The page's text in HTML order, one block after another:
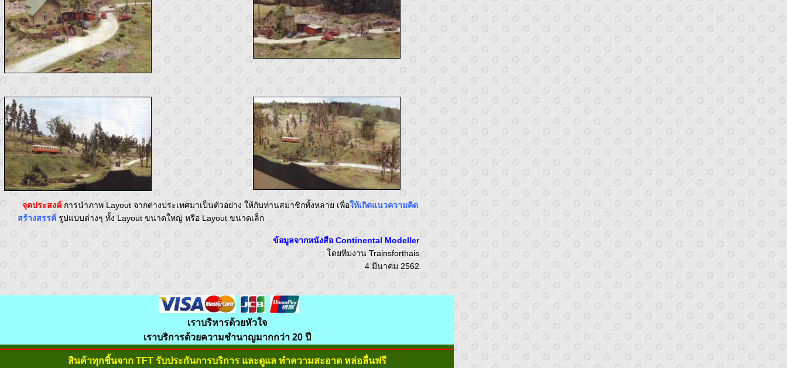
จุดประสงค์ การนำภาพ Layout จากต่างประเทศมาเป็นตัวอย่าง ให้กับท่านสมาชิกทั้งหลาย เพื่อให้เกิดแนวความคิด
สร้างสรรค์รูปแบบต่างๆ ทั้ง Layout ขนาดใหญ่ หรือ Layout ขนาดเล็ก
ข้อมูลจากหนังสือ Continental Modeller
โดยทีมงาน Trainsforthais
4 มีนาคม 2562
เราบริหารด้วยหัวใจ
เราบริการด้วยความชำนาญมากกว่า 20 ปี
สินค้าทุกชิ้นจาก TFT รับประกันการบริการ และดูแล ทำความสะอาด หล่อลื่นฟรี